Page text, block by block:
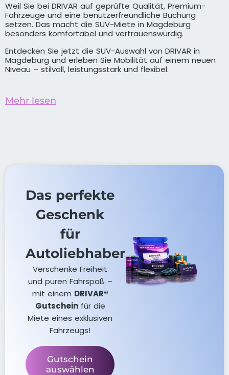
Weil Sie bei DRIVAR auf geprüfte Qualität, Premium-
Fahrzeuge und eine benutzerfreundliche Buchung
setzen. Das macht die SUV-Miete in Magdeburg
besonders komfortabel und vertrauenswürdig.
Entdecken Sie jetzt die SUV-Auswahl von DRIVAR in
Magdeburg und erleben Sie Mobilität auf einem neuen
Niveau – stilvoll, leistungsstark und flexibel.
Mehr lesen
Das perfekte
Geschenk
für
Autoliebhaber
Verschenke Freiheit
und puren Fahrspaß –
mit einem DRIVAR®
Gutscheinfür die
Miete eines exklusiven
Fahrzeugs!
Gutschein
auswählen